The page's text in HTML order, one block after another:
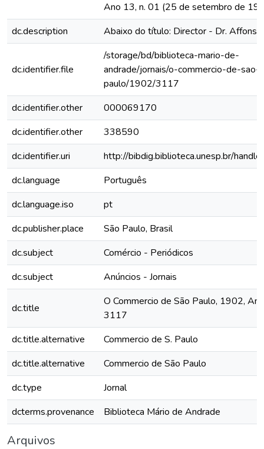
Ano 13, n. 01 (25 de setembro de
dc.description
Abaixo do título: Director - Dr.
dc.identifier.file
/storage/bd/biblioteca-mario-de-
andrade/jornais/o-commercio-de-sao-
paulo/1902/3117
dc.identifier.other
000069170
dc.identifier.other
338590
dc.identifier.uri
http://bibdig.biblioteca.unesp.br/
dc.language
Português
dc.language.iso
pt
dc.publisher.place
São Paulo, Brasil
dc.subject
Comércio - Periódicos
dc.subject
Anúncios - Jornais
dc.title
O Commercio de São Paulo, 1902,
3117
dc.title.alternative
Commercio de S. Paulo
dc.title.alternative
Commercio de São Paulo
dc.type
Jornal
dcterms.provenance
Biblioteca Mário de Andrade
Arquivos